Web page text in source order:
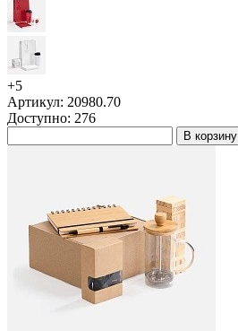
+5
Артикул: 20980.70
Доступно: 276
В корзину